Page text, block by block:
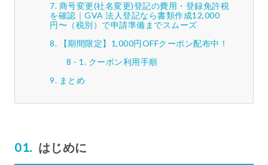
商号変更(社名変更)登記の費用・登録免許税
を確認｜GVA 法人登記なら書類作成12,000
円〜（税別）で申請準備までスムーズ
【期間限定】1,000円OFFクーポン配布中！
クーポン利用手順
まとめ
はじめに